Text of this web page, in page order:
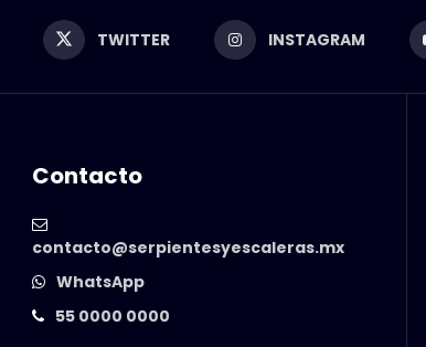
TWITTER INSTAGRAM
Contacto
contacto@serpientesyescaleras.mx
WhatsApp
55 0000 0000